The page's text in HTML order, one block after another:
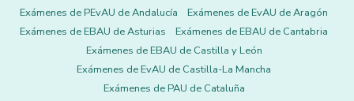
Exámenes de PEvAU de Andalucía
Exámenes de EvAU de Aragón
Exámenes de EBAU de Asturias
Exámenes de EBAU de Cantabria
Exámenes de EBAU de Castilla y León
Exámenes de EvAU de Castilla-La Mancha
Exámenes de PAU de Cataluña